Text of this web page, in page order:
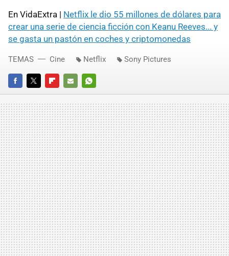
En VidaExtra | Netflix le dio 55 millones de dólares para
crear una serie de ciencia ficción con Keanu Reeves... y
se gasta un pastón en coches y criptomonedas
FACEBOOKTWITTERFLIPBOARD
E-
MAIL
WHATSAPP
TEMAS Cine Netflix Sony Pictures